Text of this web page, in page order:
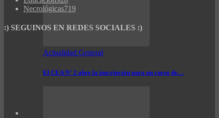
Actualidad General
El CEA N° 2 abre la inscripción para un curso de…
Necrológicas719
:) SEGUINOS EN REDES SOCIALES :)